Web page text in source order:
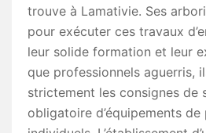
trouve à Lamativie. Ses
pour exécuter ces travaux
leur solide formation et leur
que professionnels aguerris,
strictement les consignes de
obligatoire d’équipements